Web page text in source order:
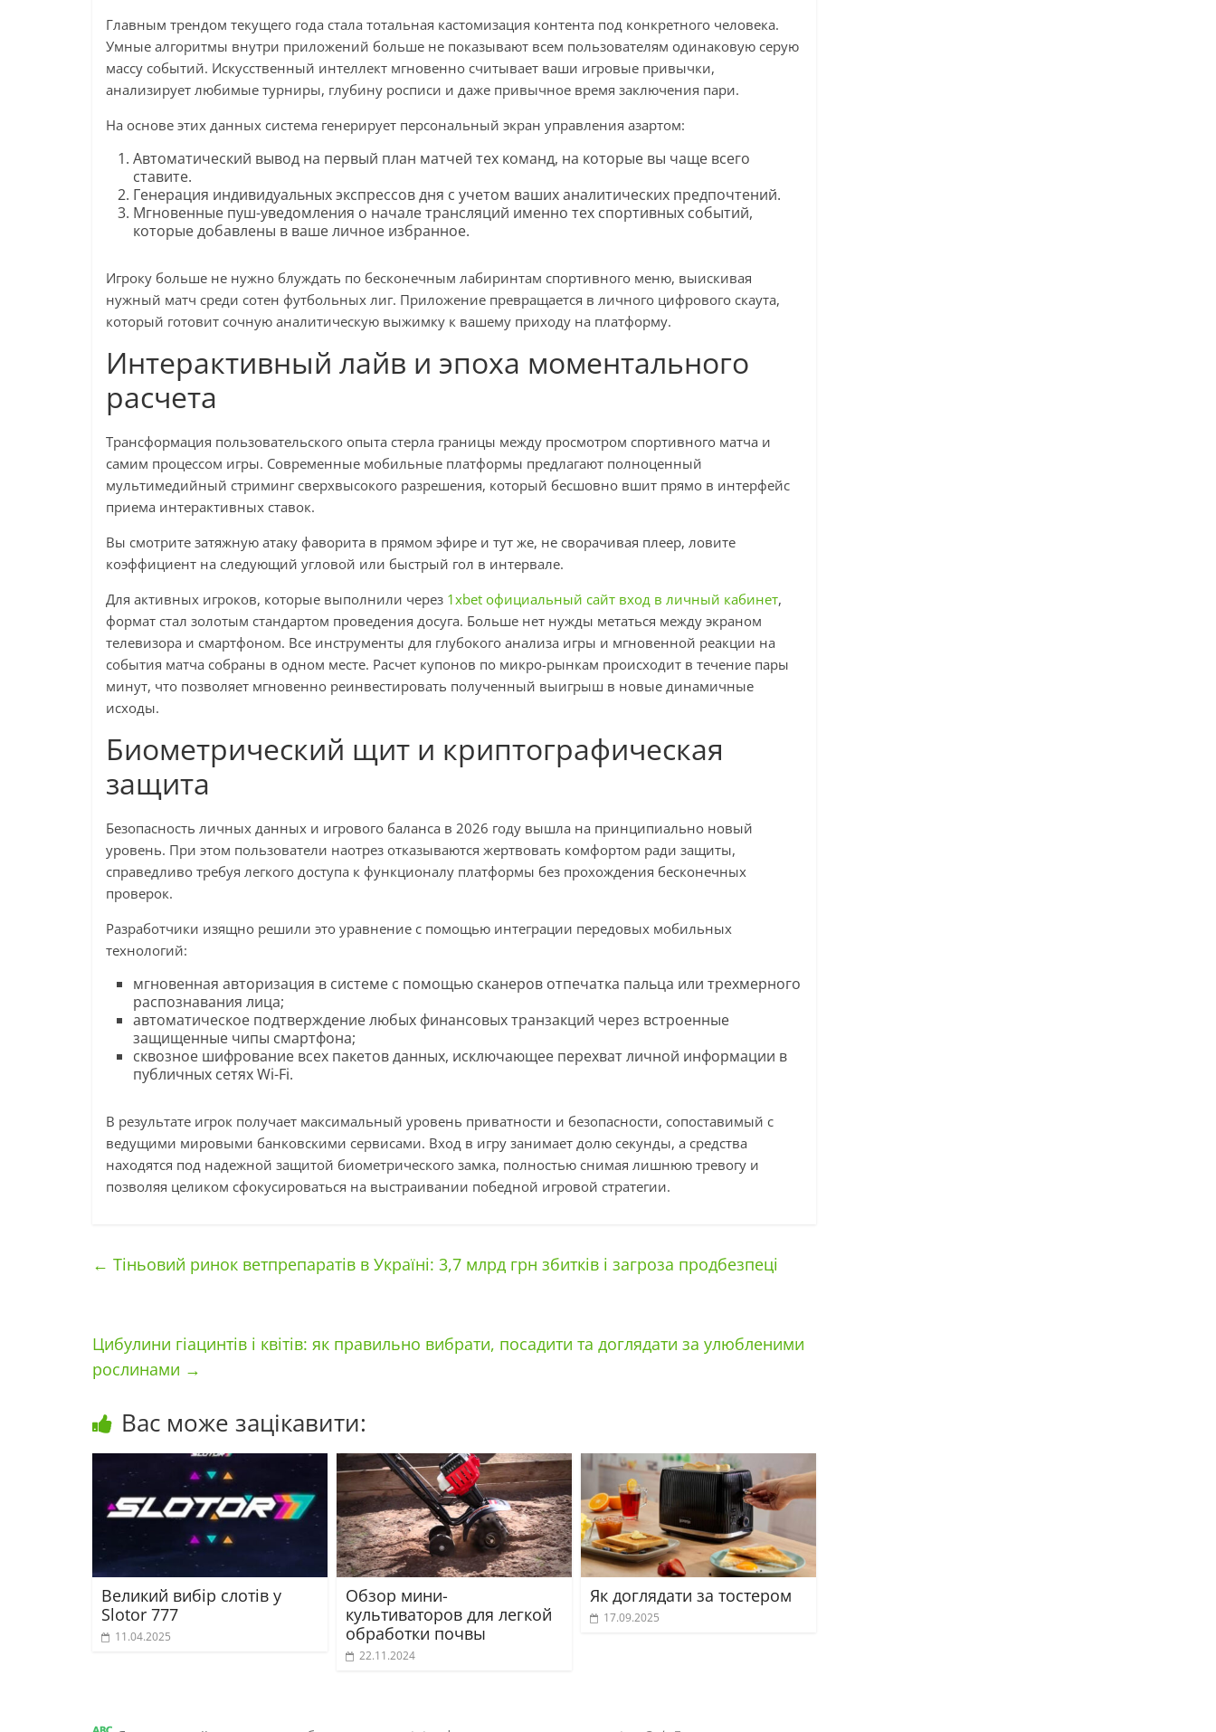
Главным трендом текущего года стала тотальная кастомизация контента под конкретного человека.
Умные алгоритмы внутри приложений больше не показывают всем пользователям одинаковую серую
массу событий. Искусственный интеллект мгновенно считывает ваши игровые привычки,
анализирует любимые турниры, глубину росписи и даже привычное время заключения пари.
На основе этих данных система генерирует персональный экран управления азартом:
Автоматический вывод на первый план матчей тех команд, на которые вы чаще всего
ставите.
Генерация индивидуальных экспрессов дня с учетом ваших аналитических предпочтений.
Мгновенные пуш-уведомления о начале трансляций именно тех спортивных событий,
которые добавлены в ваше личное избранное.
Игроку больше не нужно блуждать по бесконечным лабиринтам спортивного меню, выискивая
нужный матч среди сотен футбольных лиг. Приложение превращается в личного цифрового скаута,
который готовит сочную аналитическую выжимку к вашему приходу на платформу.
Интерактивный лайв и эпоха моментального
расчета
Трансформация пользовательского опыта стерла границы между просмотром спортивного матча и
самим процессом игры. Современные мобильные платформы предлагают полноценный
мультимедийный стриминг сверхвысокого разрешения, который бесшовно вшит прямо в интерфейс
приема интерактивных ставок.
Вы смотрите затяжную атаку фаворита в прямом эфире и тут же, не сворачивая плеер, ловите
коэффициент на следующий угловой или быстрый гол в интервале.
Для активных игроков, которые выполнили через 1xbet официальный сайт вход в личный кабинет,
формат стал золотым стандартом проведения досуга. Больше нет нужды метаться между экраном
телевизора и смартфоном. Все инструменты для глубокого анализа игры и мгновенной реакции на
события матча собраны в одном месте. Расчет купонов по микро-рынкам происходит в течение пары
минут, что позволяет мгновенно реинвестировать полученный выигрыш в новые динамичные
исходы.
Биометрический щит и криптографическая
защита
Безопасность личных данных и игрового баланса в 2026 году вышла на принципиально новый
уровень. При этом пользователи наотрез отказываются жертвовать комфортом ради защиты,
справедливо требуя легкого доступа к функционалу платформы без прохождения бесконечных
проверок.
Разработчики изящно решили это уравнение с помощью интеграции передовых мобильных
технологий:
мгновенная авторизация в системе с помощью сканеров отпечатка пальца или трехмерного
распознавания лица;
автоматическое подтверждение любых финансовых транзакций через встроенные
защищенные чипы смартфона;
сквозное шифрование всех пакетов данных, исключающее перехват личной информации в
публичных сетях Wi-Fi.
В результате игрок получает максимальный уровень приватности и безопасности, сопоставимый с
ведущими мировыми банковскими сервисами. Вход в игру занимает долю секунды, а средства
находятся под надежной защитой биометрического замка, полностью снимая лишнюю тревогу и
позволяя целиком сфокусироваться на выстраивании победной игровой стратегии.
← Тіньовий ринок ветпрепаратів в Україні: 3,7 млрд грн збитків і загроза продбезпеці
Цибулини гіацинтів і квітів: як правильно вибрати, посадити та доглядати за улюбленими
рослинами →
Вас може зацікавити:
Великий вибір слотів у
Slotor 777
11.04.2025
Обзор мини-
культиваторов для легкой
обработки почвы
22.11.2024
Як доглядати за тостером
17.09.2025